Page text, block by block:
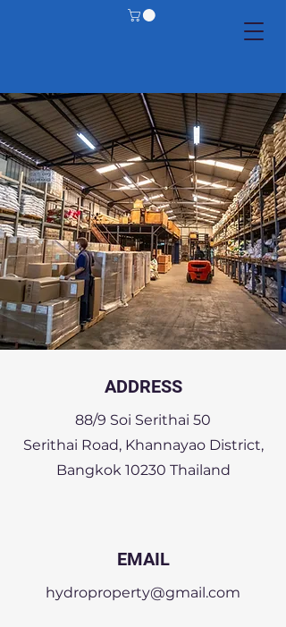
ADDRESS
88/9 Soi Serithai 50
Serithai Road, Khannayao District,
Bangkok 10230 Thailand
EMAIL
hydroproperty@gmail.com